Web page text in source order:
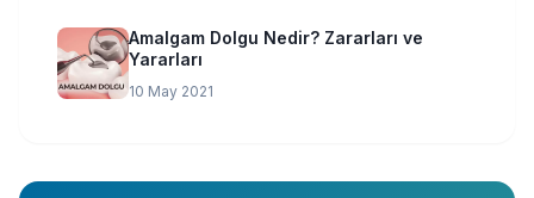
Amalgam Dolgu Nedir? Zararları ve
Yararları
10 May 2021